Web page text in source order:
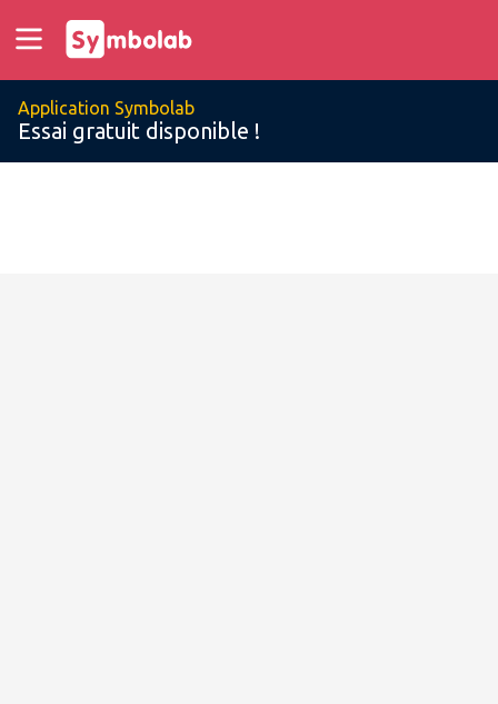
Application Symbolab
Essai gratuit disponible !